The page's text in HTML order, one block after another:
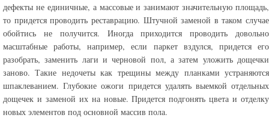
дефекты не единичные, а массовые и занимают значительную площадь,
то придется проводить реставрацию. Штучной заменой в таком случае
обойтись не получится. Иногда приходится проводить довольно
масштабные работы, например, если паркет вздулся, придется его
разобрать, заменить лаги и черновой пол, а затем уложить дощечки
заново. Такие недочеты как трещины между планками устраняются
шпаклеванием. Глубокие ожоги придется удалять выемкой отдельных
дощечек и заменой их на новые. Придется подгонять цвета и отделку
новых элементов под основной массив пола.